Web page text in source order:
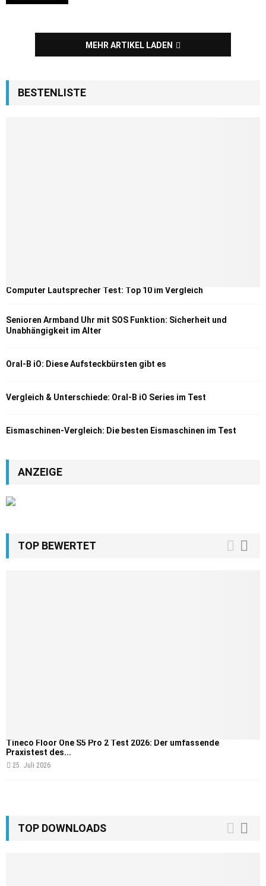
MEHR ARTIKEL LADEN
BESTENLISTE
Computer Lautsprecher Test: Top 10 im Vergleich
Senioren Armband Uhr mit SOS Funktion: Sicherheit und
Unabhängigkeit im Alter
Oral-B iO: Diese Aufsteckbürsten gibt es
Vergleich & Unterschiede: Oral-B iO Series im Test
Eismaschinen-Vergleich: Die besten Eismaschinen im Test
ANZEIGE
TOP BEWERTET
Tineco Floor One S5 Pro 2 Test 2026: Der umfassende
Praxistest des...
25. Juli 2026
TOP DOWNLOADS